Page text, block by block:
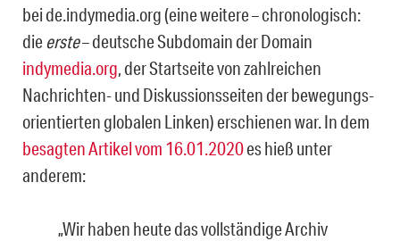
bei de.indymedia.org (eine weitere – chronologisch:
dieerste– deut­sche Subdomain der Domain
indymedia.org, der Startseite von zahlreichen
Nachrichten- und Diskussionsseiten der bewegungs-
orientierten globalen Linken) erschienen war. In dem
besagten Artikel vom 16.01.2020es hieß unter
anderem:
„Wir haben heute das vollständige Archiv